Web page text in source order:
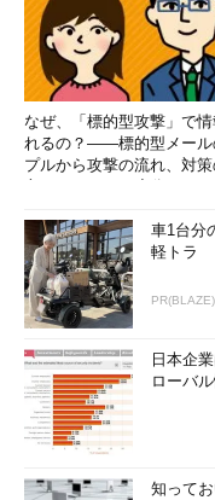
なぜ、「標的型攻撃」で
れるの？――標的型メール
プルから攻撃の流れ、対
車1台分
軽トラ
PR(BLAZE)
日本企
ローバ
知って